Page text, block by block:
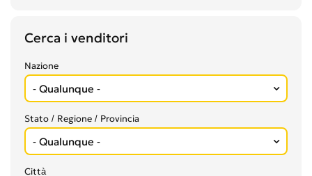
Cerca i venditori
Nazione
Stato / Regione / Provincia
Città